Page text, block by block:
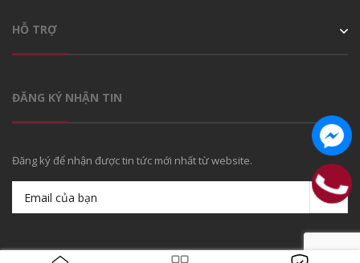
HỖ TRỢ
ĐĂNG KÝ NHẬN TIN
Đăng ký để nhận được tin tức mới nhất từ website.
© Bản quyền thuộc về Caffein Team